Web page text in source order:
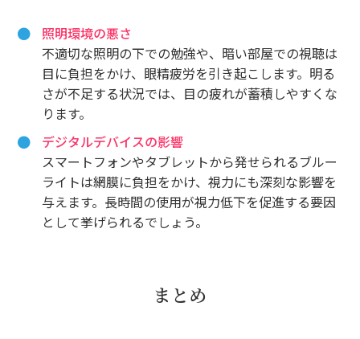
照明環境の悪さ
不適切な照明の下での勉強や、暗い部屋での視聴は
目に負担をかけ、眼精疲労を引き起こします。明る
さが不足する状況では、目の疲れが蓄積しやすくな
ります。
デジタルデバイスの影響
スマートフォンやタブレットから発せられるブルー
ライトは網膜に負担をかけ、視力にも深刻な影響を
与えます。長時間の使用が視力低下を促進する要因
として挙げられるでしょう。
まとめ